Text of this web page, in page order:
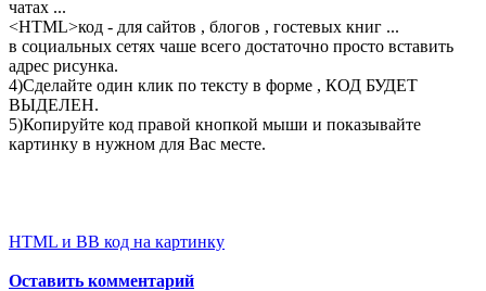
чатах ...
<HTML>код - для сайтов , блогов , гостевых книг ...
в социальных сетях чаше всего достаточно просто вставить
адрес рисунка.
4)Сделайте один клик по тексту в форме , КОД БУДЕТ
ВЫДЕЛЕН.
5)Копируйте код правой кнопкой мыши и показывайте
картинку в нужном для Вас месте.
HTML и BB код на картинку
Оставить комментарий